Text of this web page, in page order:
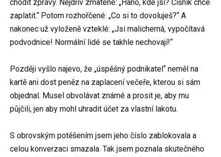
chodit zprávy. Nejdřív zmatené: „Hano, kde jsi? Číšník chce
zaplatit.“ Potom rozhořčené: „Co si to dovoluješ?“ A
nakonec už vyloženě vzteklé: „Jsi malicherná, vypočítavá
podvodnice! Normální lidé se takhle nechovají!“
Později vyšlo najevo, že „úspěšný podnikatel“ neměl na
kartě ani dost peněz na zaplacení večeře, kterou si sám
objednal. Musel obvolávat známé a prosit je, aby mu
půjčili, jen aby mohl uhradit účet za vlastní lakotu.
S obrovským potěšením jsem jeho číslo zablokovala a
celou konverzaci smazala. Tak jsem poznala skutečného